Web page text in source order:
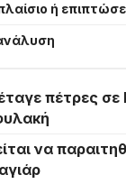
ή
πέτρες σε
να